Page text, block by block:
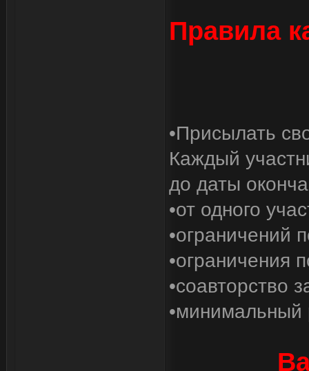
Правила
•Присылать
Каждый
до даты
•от одного
•ограничений
•ограничения
•соавторство